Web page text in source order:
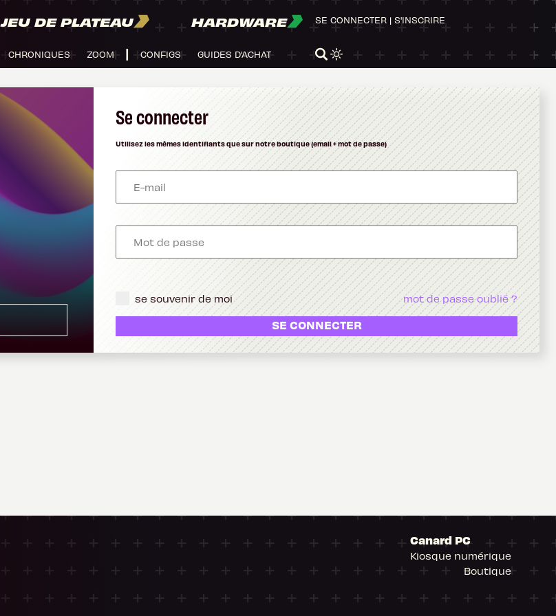
JEU DE PLATEAU HARDWARE
CHRONIQUES ZOOM CONFIGS GUIDES D'ACHAT
SE CONNECTER | S'INSCRIRE
Se connecter
Utilisez les mêmes identifiants que sur notre boutique (email + mot de passe)
se souvenir de moi mot de passe oublié ?
SE CONNECTER
Canard PC
Kiosque numérique
Boutique